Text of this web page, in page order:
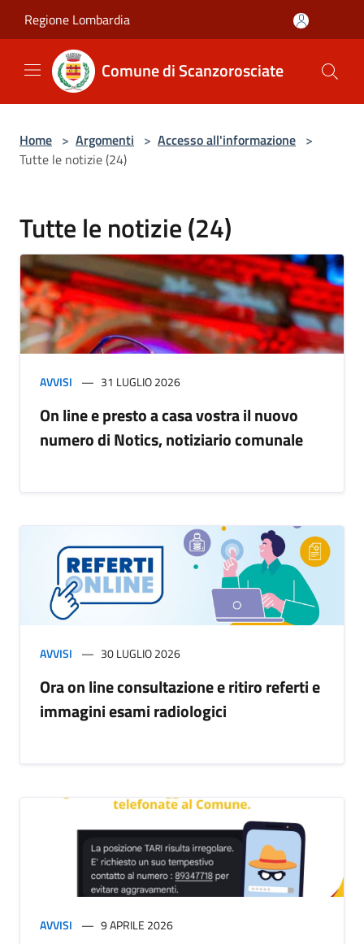
Regione Lombardia
Comune di Scanzorosciate
Home > Argomenti > Accesso all'informazione >
Tutte le notizie (24)
Tutte le notizie (24)
AVVISI 31 LUGLIO 2026
On line e presto a casa vostra il nuovo
numero di Notics, notiziario comunale
AVVISI 30 LUGLIO 2026
Ora on line consultazione e ritiro referti e
immagini esami radiologici
AVVISI 9 APRILE 2026